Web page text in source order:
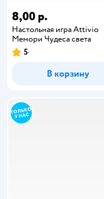
8,00 р.
Настольная игра Attivio
Мемори Чудеса света
5
В корзину